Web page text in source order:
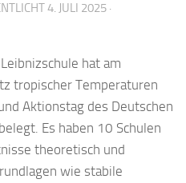
4. JULI 2025 ·
hat am
tropischer Temperaturen
Aktionstag des Deutschen
Es haben 10 Schulen
theoretisch und
wie stabile